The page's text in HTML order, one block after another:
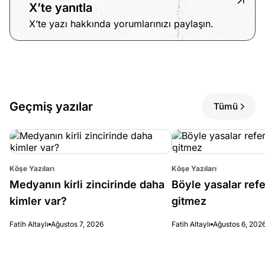
X’te yanıtla
X’te yazı hakkında yorumlarınızı paylaşın.
Geçmiş yazılar Tümü
Köşe Yazıları
Medyanın kirli zincirinde daha
kimler var?
Fatih Altaylı Ağustos 7, 2026
Köşe Yazıları
Böyle yasalar
gitmez
Fatih Altaylı Ağustos 6,